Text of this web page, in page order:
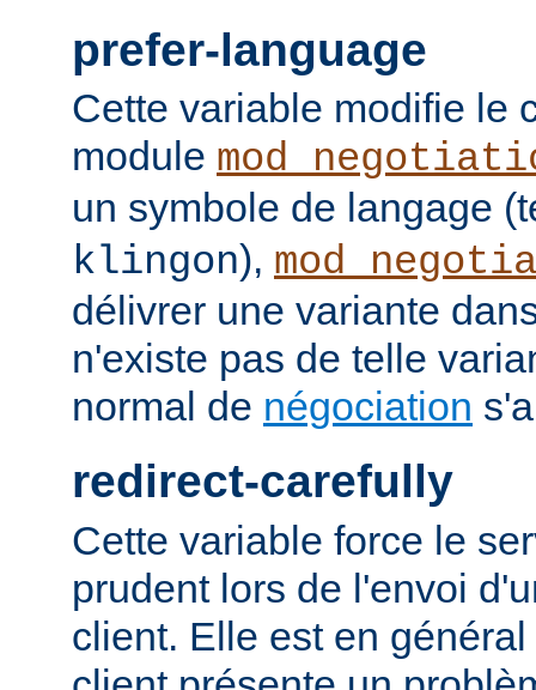
prefer-language
Cette variable modifie le
module
un symbole de langage
klingon),
délivrer une variante
n'existe pas de telle
normal de négociation
redirect-carefully
Cette variable force le
prudent lors de l'envoi
client. Elle est en